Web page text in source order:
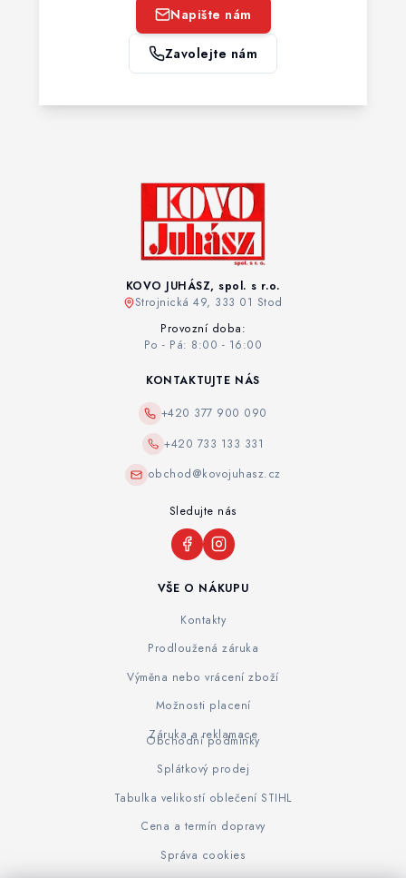
Napište nám
Zavolejte nám
KOVO JUHÁSZ, spol. s r.o.
Strojnická 49, 333 01 Stod
Provozní doba:
Po - Pá: 8:00 - 16:00
VŠE O NÁKUPU
Kontakty
Prodloužená záruka
Výměna nebo vrácení zboží
Možnosti placení
Záruka a reklamace
Obchodní podmínky
Splátkový prodej
Tabulka velikostí oblečení STIHL
Cena a termín dopravy
Správa cookies
KONTAKTUJTE NÁS
+420 377 900 090
+420 733 133 331
obchod@kovojuhasz.cz
Sledujte nás